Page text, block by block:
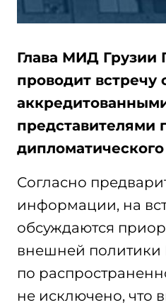
Глава МИД Грузии
проводит встречу
представителями
Согласно
информации, на
обсуждаются
внешней политики
по
не исключено, что